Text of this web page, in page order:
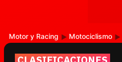
Motor y Racing Motociclismo